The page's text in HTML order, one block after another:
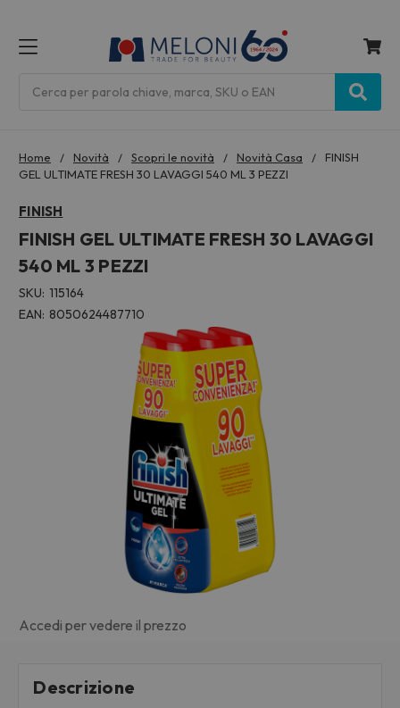
Home Novità Scopri le novità Novità Casa
FINISH
GEL ULTIMATE FRESH 30 LAVAGGI 540 ML 3 PEZZI
FINISH
FINISH GEL ULTIMATE FRESH 30 LAVAGGI
540 ML 3 PEZZI
SKU: 115164
EAN: 8050624487710
Accedi per vedere il prezzo
Descrizione